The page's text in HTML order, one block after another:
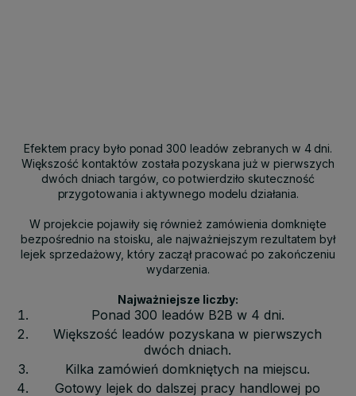
Efektem pracy było ponad 300 leadów zebranych w 4 dni.
Większość kontaktów została pozyskana już w pierwszych
dwóch dniach targów, co potwierdziło skuteczność
przygotowania i aktywnego modelu działania.
W projekcie pojawiły się również zamówienia domknięte
bezpośrednio na stoisku, ale najważniejszym rezultatem był
lejek sprzedażowy, który zaczął pracować po zakończeniu
wydarzenia.
Najważniejsze liczby:
Ponad 300 leadów B2B w 4 dni.
Większość leadów pozyskana w pierwszych
dwóch dniach.
Kilka zamówień domkniętych na miejscu.
Gotowy lejek do dalszej pracy handlowej po